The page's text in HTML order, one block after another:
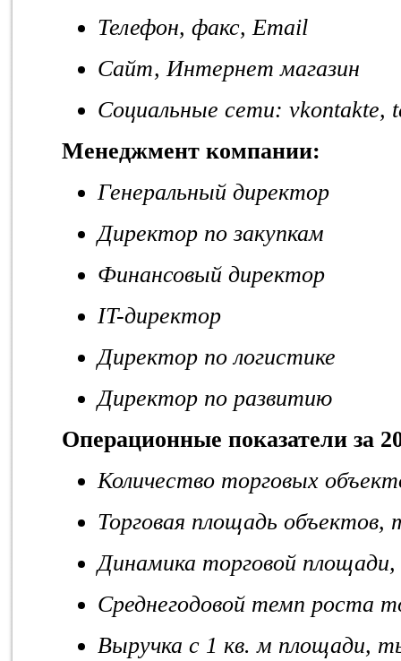
Телефон, факс, Email
Сайт, Интернет магазин
Социальные сети: vkontakte,
Менеджмент компании:
Генеральный директор
Директор по закупкам
Финансовый директор
IT-директор
Директор по логистике
Директор по развитию
Операционные показатели за
Количество торговых
Торговая площадь объектов,
Динамика торговой
Среднегодовой темп роста
Выручка с 1 кв. м площади,